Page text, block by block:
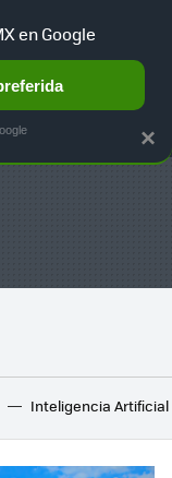
TERRITORIO
Inteligencia Artificial
×
en Google